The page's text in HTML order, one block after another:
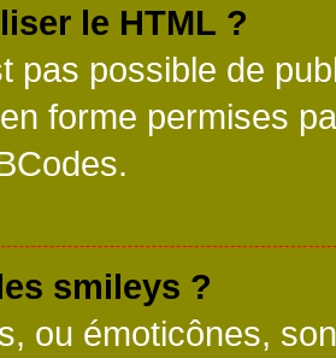
le HTML ?
pas possible de
forme permises
smileys ?
ou émoticônes,